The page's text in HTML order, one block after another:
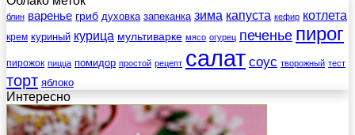
блин варенье гриб духовка запеканка зима капуста кефир котлета
крем куриный курица мультиварке мясо огурец печенье пирог
пирожок пицца помидор простой рецепт салат соус творожный тест
торт яблоко
Интересно